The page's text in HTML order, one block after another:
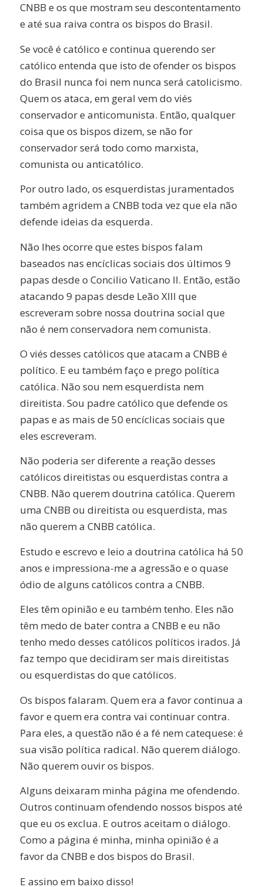
CNBB e os que mostram seu descontentamento
e até sua raiva contra os bispos do Brasil.
Se você é católico e continua querendo ser
católico entenda que isto de ofender os bispos
do Brasil nunca foi nem nunca será catolicismo.
Quem os ataca, em geral vem do viés
conservador e anticomunista. Então, qualquer
coisa que os bispos dizem, se não for
conservador será todo como marxista,
comunista ou anticatólico.
Por outro lado, os esquerdistas juramentados
também agridem a CNBB toda vez que ela não
defende ideias da esquerda.
Não lhes ocorre que estes bispos falam
baseados nas encíclicas sociais dos últimos 9
papas desde o Concilio Vaticano II. Então, estão
atacando 9 papas desde Leão XIII que
escreveram sobre nossa doutrina social que
não é nem conservadora nem comunista.
O viés desses católicos que atacam a CNBB é
político. E eu também faço e prego política
católica. Não sou nem esquerdista nem
direitista. Sou padre católico que defende os
papas e as mais de 50 encíclicas sociais que
eles escreveram.
Não poderia ser diferente a reação desses
católicos direitistas ou esquerdistas contra a
CNBB. Não querem doutrina católica. Querem
uma CNBB ou direitista ou esquerdista, mas
não querem a CNBB católica.
Estudo e escrevo e leio a doutrina católica há 50
anos e impressiona-me a agressão e o quase
ódio de alguns católicos contra a CNBB.
Eles têm opinião e eu também tenho. Eles não
têm medo de bater contra a CNBB e eu não
tenho medo desses católicos políticos irados. Já
faz tempo que decidiram ser mais direitistas
ou esquerdistas do que católicos.
Os bispos falaram. Quem era a favor continua a
favor e quem era contra vai continuar contra.
Para eles, a questão não é a fé nem catequese: é
sua visão política radical. Não querem diálogo.
Não querem ouvir os bispos.
Alguns deixaram minha página me ofendendo.
Outros continuam ofendendo nossos bispos até
que eu os exclua. E outros aceitam o diálogo.
Como a página é minha, minha opinião é a
favor da CNBB e dos bispos do Brasil.
E assino em baixo disso!